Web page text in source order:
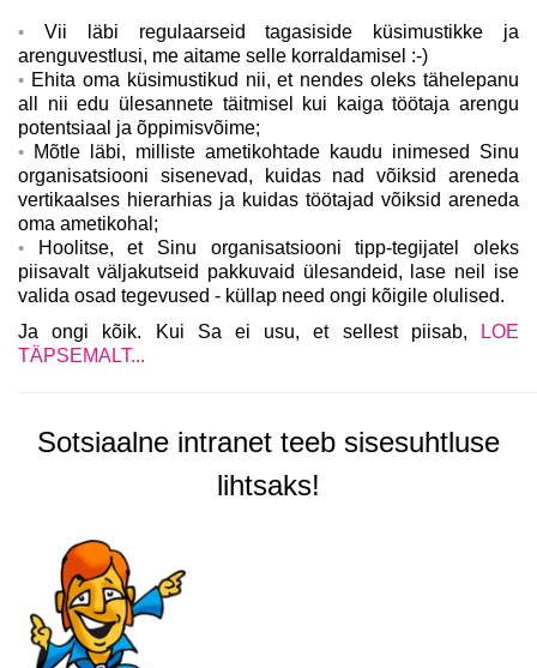
Vii läbi regulaarseid tagasiside küsimustikke ja
arenguvestlusi, me aitame selle korraldamisel :-)
Ehita oma küsimustikud nii, et nendes oleks tähelepanu
all nii edu ülesannete täitmisel kui kaiga töötaja arengu
potentsiaal ja õppimisvõime;
Mõtle läbi, milliste ametikohtade kaudu inimesed Sinu
organisatsiooni sisenevad, kuidas nad võiksid areneda
vertikaalses hierarhias ja kuidas töötajad võiksid areneda
oma ametikohal;
Hoolitse, et Sinu organisatsiooni tipp-tegijatel oleks
piisavalt väljakutseid pakkuvaid ülesandeid, lase neil ise
valida osad tegevused - küllap need ongi kõigile olulised.
Ja ongi kõik. Kui Sa ei usu, et sellest piisab,
LOE
TÄPSEMALT...
Sotsiaalne intranet teeb sisesuhtluse
lihtsaks!